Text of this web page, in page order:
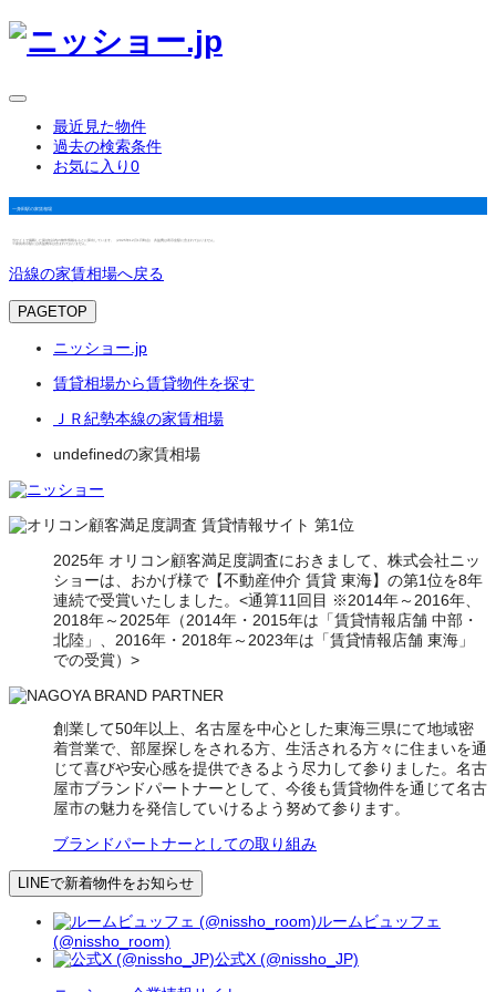
最近見た物件
過去の検索条件
お気に入り0
一身田駅の家賃相場
当サイトで掲載した築3年以内の物件情報をもとに算出しています。（2025年12月1日時点） 共益費は表示金額に含まれておりません。
※家賃表示額には共益費等は含まれておりません。
沿線の家賃相場へ戻る
PAGETOP
ニッショー.jp
賃貸相場から賃貸物件を探す
ＪＲ紀勢本線の家賃相場
undefinedの家賃相場
2025年 オリコン顧客満足度調査におきまして、株式会社ニッ
ショーは、おかげ様で【不動産仲介 賃貸 東海】の第1位を8年
連続で受賞いたしました。<通算11回目 ※2014年～2016年、
2018年～2025年（2014年・2015年は「賃貸情報店舗 中部・
北陸」、2016年・2018年～2023年は「賃貸情報店舗 東海」
での受賞）>
創業して50年以上、名古屋を中心とした東海三県にて地域密
着営業で、部屋探しをされる方、生活される方々に住まいを通
じて喜びや安心感を提供できるよう尽力して参りました。名古
屋市ブランドパートナーとして、今後も賃貸物件を通じて名古
屋市の魅力を発信していけるよう努めて参ります。
ブランドパートナーとしての取り組み
LINEで新着物件をお知らせ
ルームビュッフェ
(@nissho_room)
公式X (@nissho_JP)